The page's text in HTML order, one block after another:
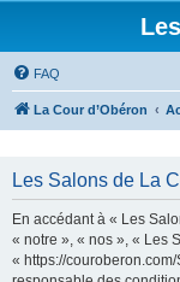
FAQ
La Cour d’Obéron
Les Salons de La
En accédant à « Les
« notre », « nos », « Les
« https://